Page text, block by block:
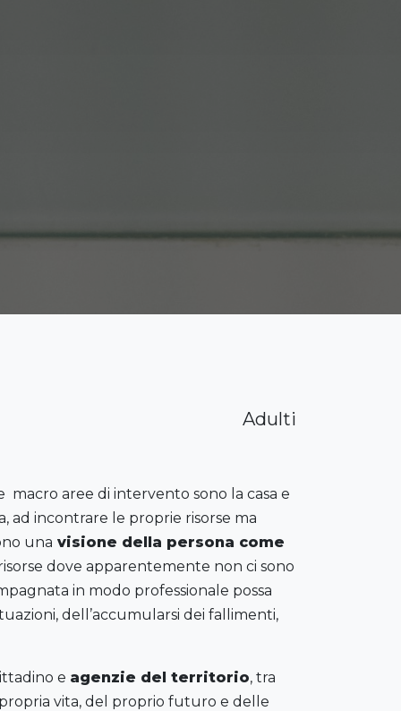
Adulti
macro aree di intervento sono la casa e
ad incontrare le proprie risorse ma
una visione della persona come
dove apparentemente non ci sono
in modo professionale possa
dell’accumularsi dei fallimenti,
e agenzie del territorio, tra
vita, del proprio futuro e delle